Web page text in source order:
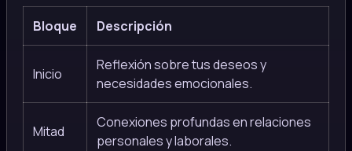
Bloque Descripción
Inicio
Reflexión sobre tus deseos y
necesidades emocionales.
Mitad
Conexiones profundas en relaciones
personales y laborales.